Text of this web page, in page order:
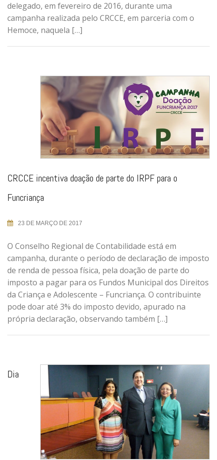
delegado, em fevereiro de 2016, durante uma
campanha realizada pelo CRCCE, em parceria com o
Hemoce, naquela […]
CRCCE incentiva doação de parte do IRPF para o
Funcriança
23 DE MARÇO DE 2017
O Conselho Regional de Contabilidade está em
campanha, durante o período de declaração de imposto
de renda de pessoa física, pela doação de parte do
imposto a pagar para os Fundos Municipal dos Direitos
da Criança e Adolescente – Funcriança. O contribuinte
pode doar até 3% do imposto devido, apurado na
própria declaração, observando também […]
Dia